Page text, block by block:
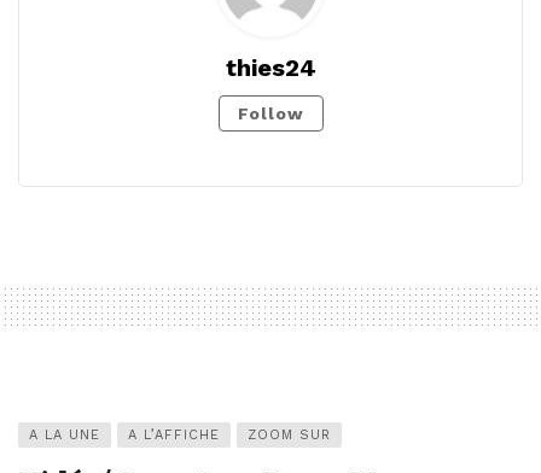
thies24
Follow
A LA UNE A L’AFFICHE ZOOM SUR